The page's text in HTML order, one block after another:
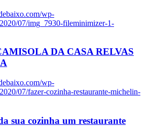
wp-
07/img_7930-fileminimizer-1-
DA CASA RELVAS
wp-
07/fazer-cozinha-restaurante-michelin-
sua cozinha um restaurante